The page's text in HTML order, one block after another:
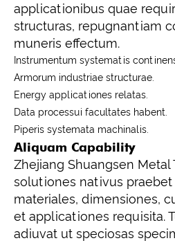
applicationibus quae
structuras, repugnantiam
muneris effectum.
Instrumentum systematis
Armorum industriae structurae.
Energy applicationes relatas.
Data processui facultates habent.
Piperis systemata machinalis.
Aliquam Capability
Zhejiang Shuangsen Metal
solutiones nativus
materiales, dimensiones,
et applicationes requisita.
adiuvat ut speciosas